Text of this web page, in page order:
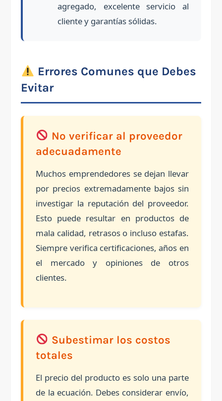
agregado, excelente servicio al
cliente y garantías sólidas.
Errores Comunes que Debes
Evitar
No verificar al proveedor
adecuadamente
Muchos emprendedores se dejan llevar
por precios extremadamente bajos sin
investigar la reputación del proveedor.
Esto puede resultar en productos de
mala calidad, retrasos o incluso estafas.
Siempre verifica certificaciones, años en
el mercado y opiniones de otros
clientes.
Subestimar los costos
totales
El precio del producto es solo una parte
de la ecuación. Debes considerar envío,